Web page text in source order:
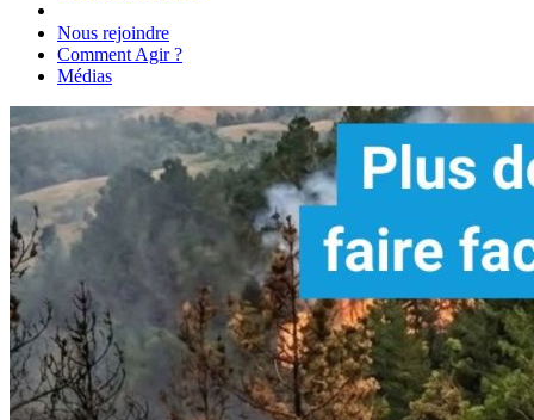
Nous rejoindre
Comment Agir ?
Médias